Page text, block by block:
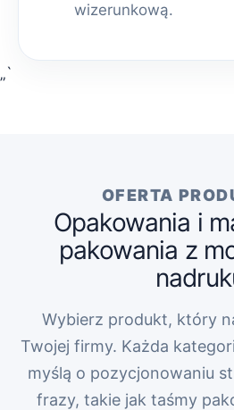
wizerunkową.
„`
OFERTA
Opakowania i
pakowania z
Wybierz produkt, który
Twojej firmy. Każda
myślą o pozycjonowaniu
frazy, takie jak taśmy